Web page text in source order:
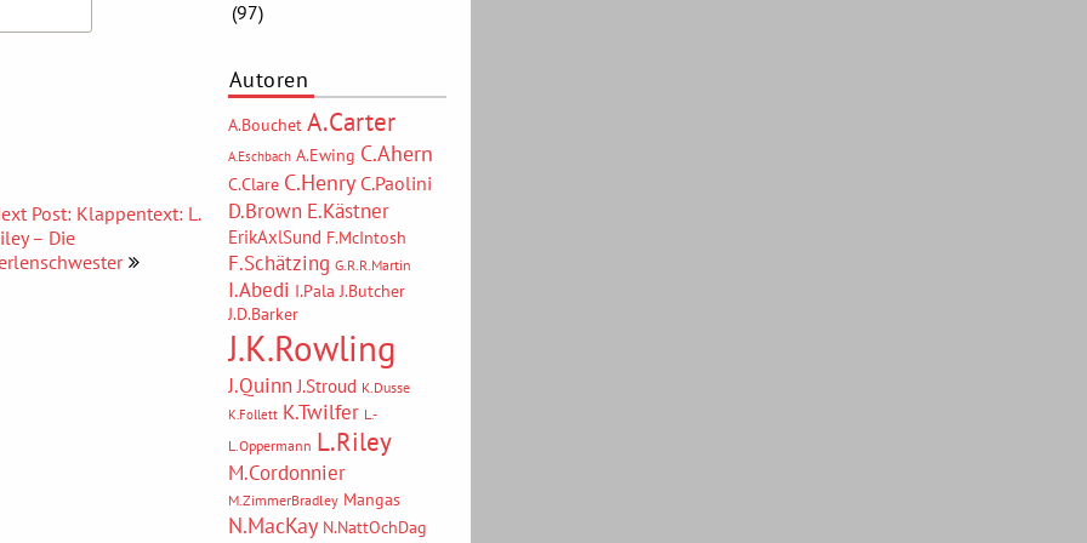
Post: Klappentext: L.
– Die
(97)
Autoren
A.Bouchet A.Carter
A.Eschbach A.Ewing C.Ahern
C.Clare C.Henry C.Paolini
D.Brown E.Kästner
ErikAxlSund F.McIntosh
F.Schätzing G.R.R.Martin
I.Abedi I.Pala J.Butcher
J.D.Barker
J.K.Rowling
J.Quinn J.Stroud K.Dusse
K.Follett K.Twilfer L.-
L.Oppermann L.Riley
M.Cordonnier
M.ZimmerBradley Mangas
N.MacKay N.NattOchDag